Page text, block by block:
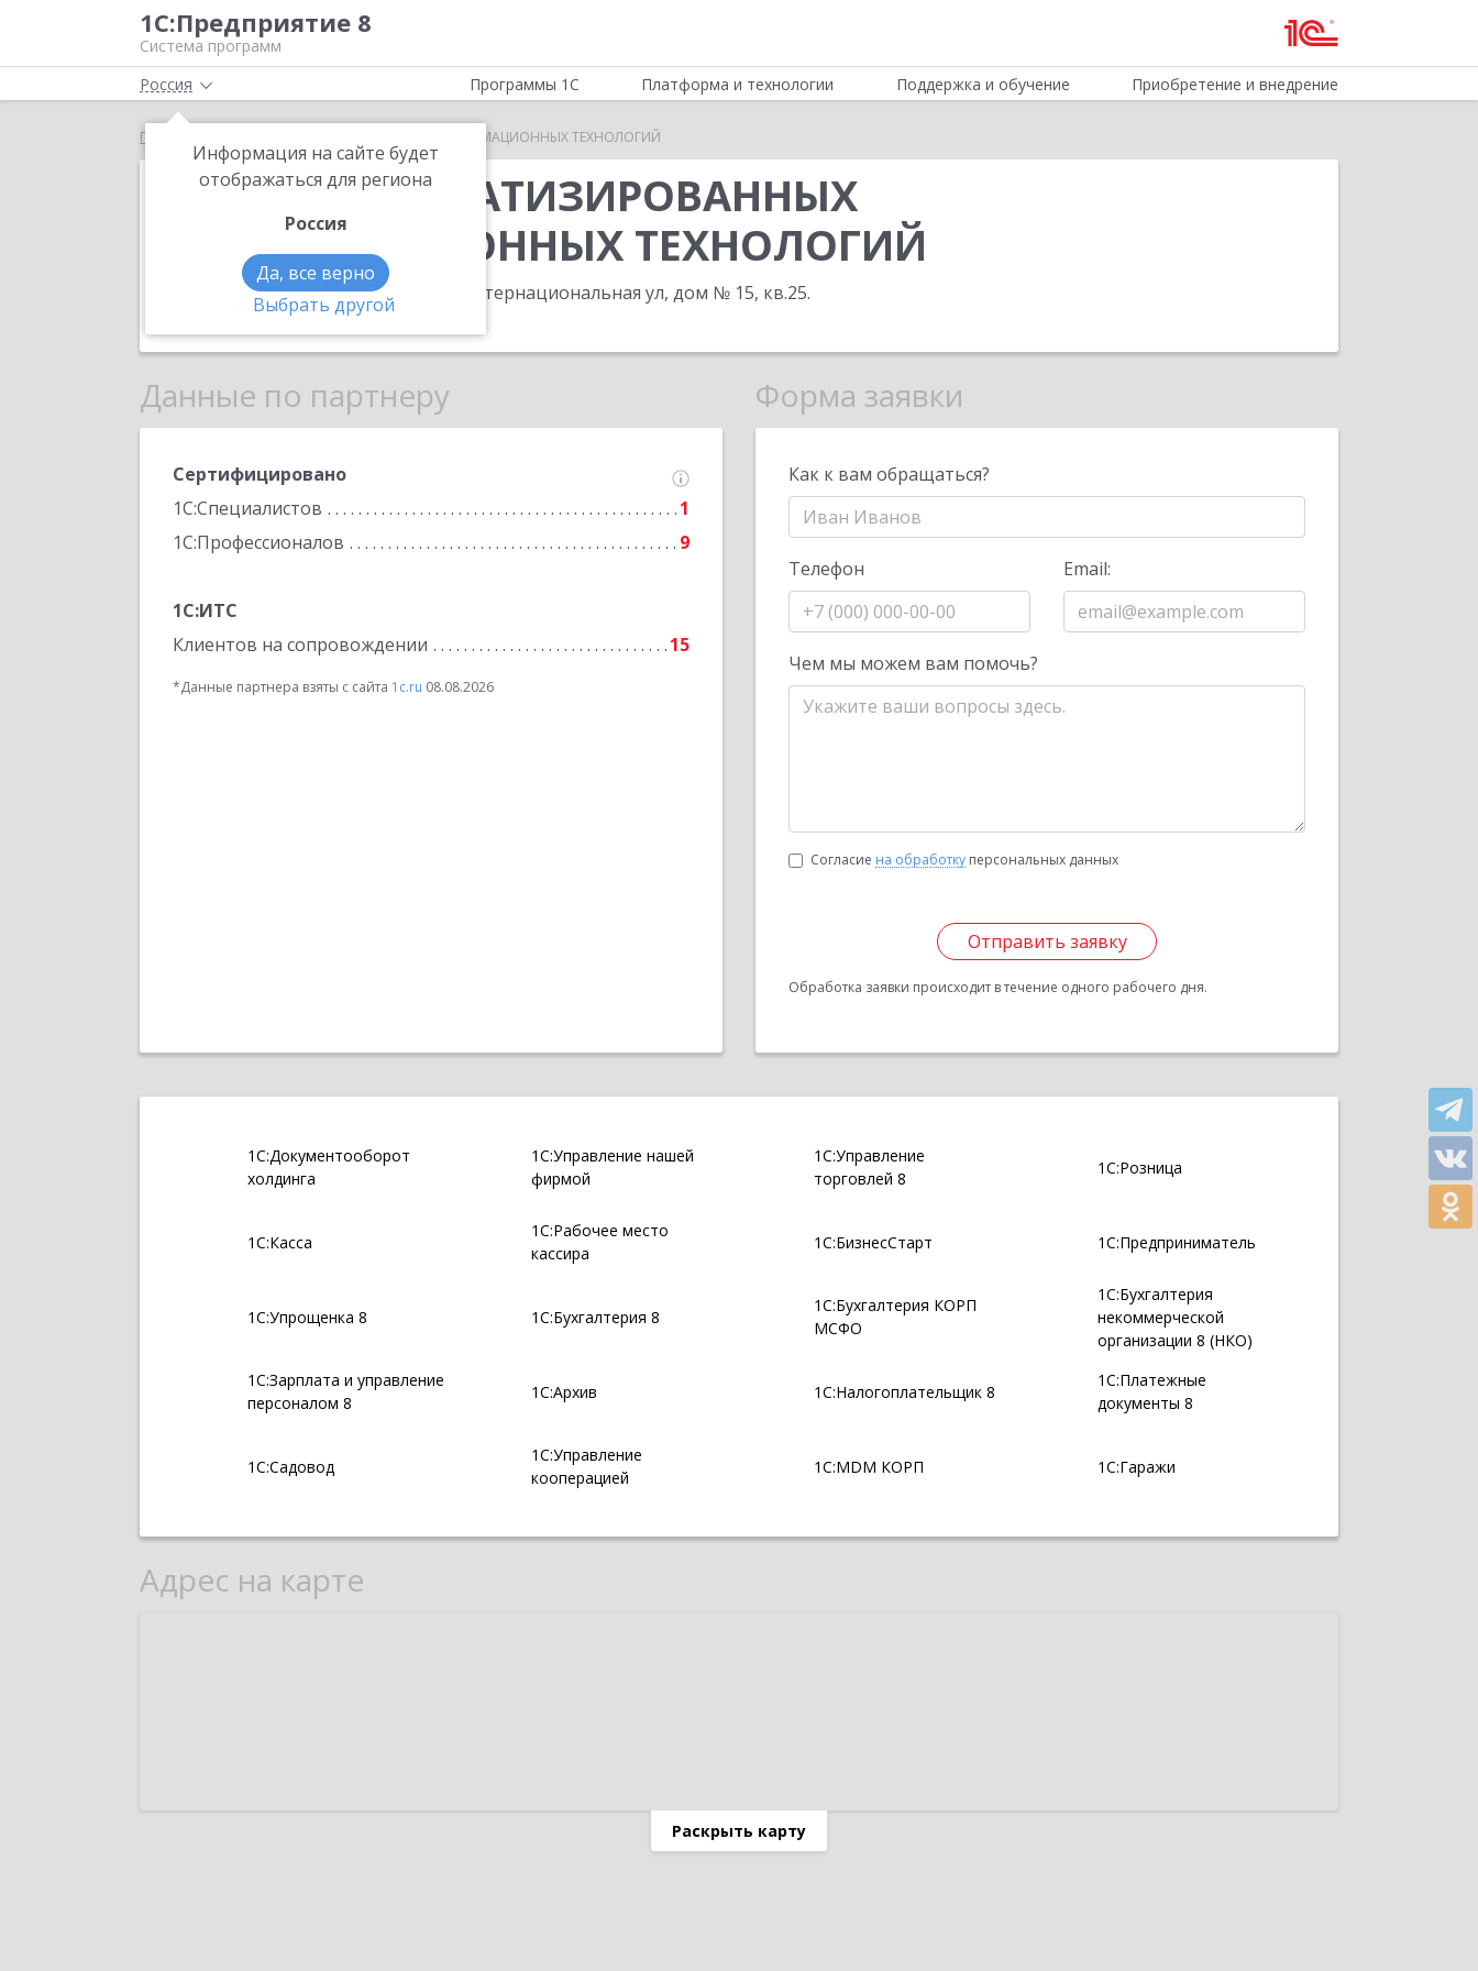
1С:Предприятие 8
Система программ
Россия
Информация на сайте будет
отображаться для региона
Россия
Да, все верно
Выбрать другой
Программы 1С Платформа и технологии Поддержка и обучение Приобретение и внедрение
Главная ЦЕНТР АВТОМАТИЗИРОВАННЫХ ИНФОРМАЦИОННЫХ ТЕХНОЛОГИЙ
ЦЕНТР АВТОМАТИЗИРОВАННЫХ
ИНФОРМАЦИОННЫХ ТЕХНОЛОГИЙ
169300, Коми Респ, Ухта г, Интернациональная ул, дом № 15, кв.25.
Телефон:(83159) 8-904-860-0437
Данные по партнеру
Сертифицировано
1С:Специалистов
1
1С:Профессионалов
9
1С:ИТС
Клиентов на сопровождении
15
*Данные партнера взяты с сайта 1c.ru 08.08.2026
Форма заявки
Как к вам обращаться?
Телефон Email:
Чем мы можем вам помочь?
Согласие на обработку персональных данных
Отправить заявку
Обработка заявки происходит в течение одного рабочего дня.
1С:Документооборот
холдинга
1С:Управление нашей
фирмой
1С:Управление
торговлей 8
1С:Розница
1С:Касса
1С:Рабочее место
кассира
1С:БизнесСтарт 1С:Предприниматель
1С:Упрощенка 8 1С:Бухгалтерия 8
1С:Бухгалтерия КОРП
МСФО
1С:Бухгалтерия
некоммерческой
организации 8 (НКО)
1С:Зарплата и управление
персоналом 8
1С:Архив 1С:Налогоплательщик 8
1С:Платежные
документы 8
1С:Садовод
1С:Управление
кооперацией
1С:MDM КОРП 1С:Гаражи
Адрес на карте
Раскрыть карту